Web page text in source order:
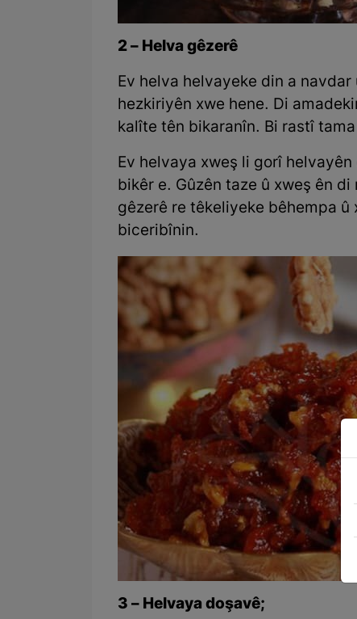
2 – Helva gêzerê
Ev helva helvayeke din a
hezkiriyên xwe hene. Di
kalîte tên bikaranîn. Bi rastî
Ev helvaya xweş li gorî
bikêr e. Gûzên taze û xweş ên
gêzerê re têkeliyeke bêhempa
biceribînin.
3 – Helvaya doşavê;